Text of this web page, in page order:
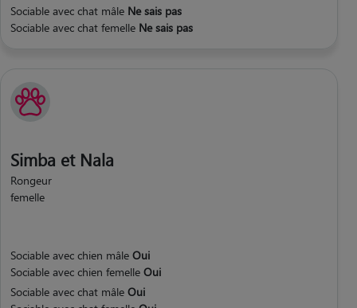
Sociable avec chat mâle Ne sais pas
Sociable avec chat femelle Ne sais pas
Simba et Nala
Rongeur
femelle
Sociable avec chien mâle Oui
Sociable avec chien femelle Oui
Sociable avec chat mâle Oui